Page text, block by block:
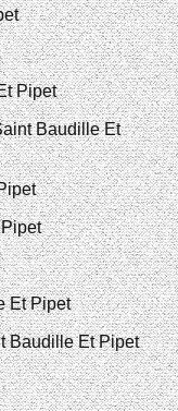
Pipet
Baudille Et
Et Pipet
Baudille Et Pipet